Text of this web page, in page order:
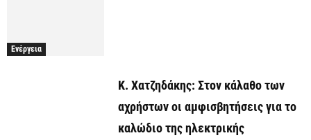
Ενέργεια
Κ. Χατζηδάκης: Στον κάλαθο των
αχρήστων οι αμφισβητήσεις για το
καλώδιο της ηλεκτρικής